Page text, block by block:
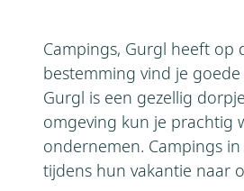
Campings, Gurgl heeft op
bestemming vind je
Gurgl is een gezellig
omgeving kun je prachtig
ondernemen. Campings
tijdens hun vakantie naar